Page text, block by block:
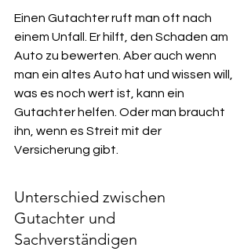
Einen Gutachter ruft man oft nach
einem Unfall. Er hilft, den Schaden am
Auto zu bewerten. Aber auch wenn
man ein altes Auto hat und wissen will,
was es noch wert ist, kann ein
Gutachter helfen. Oder man braucht
ihn, wenn es Streit mit der
Versicherung gibt.
Unterschied zwischen
Gutachter und
Sachverständigen